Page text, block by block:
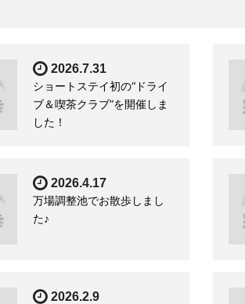
2026.7.31
ショートステイ初の“ドライ
ブ＆喫茶クラブ”を開催しま
した！
2026.4.17
万場調整池でお散歩しまし
た♪
2026.2.9